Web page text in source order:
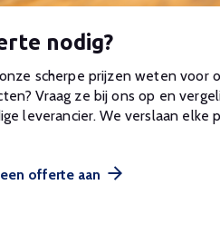
nodig?
scherpe prijzen weten voor
Vraag ze bij ons op en
leverancier. We verslaan elke
offerte aan